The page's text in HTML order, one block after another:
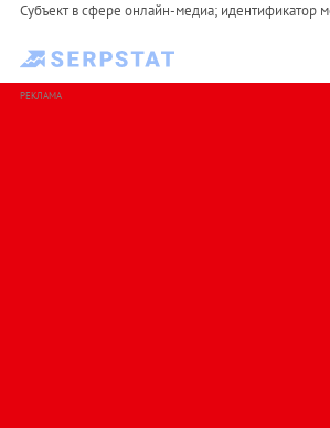
Субъект в сфере онлайн-медиа; идентификатор
РЕКЛАМА